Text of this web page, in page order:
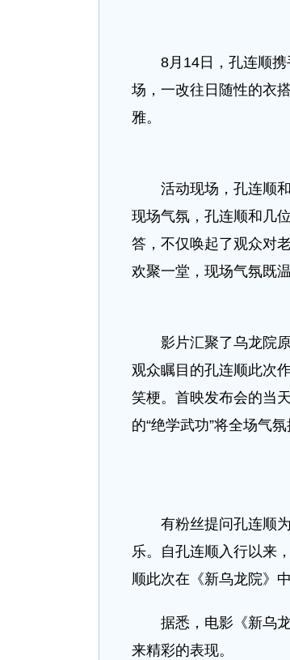
8月14日，孔连顺携
场，一改往日随性的衣
雅。
活动现场，孔连顺和
现场气氛，孔连顺和几
答，不仅唤起了观众对
欢聚一堂，现场气氛既
影片汇聚了乌龙院原
观众瞩目的孔连顺此次
笑梗。首映发布会的当
的“绝学武功”将全场气氛
有粉丝提问孔连顺为
乐。自孔连顺入行以来
顺此次在《新乌龙院》
据悉，电影《新乌龙
来精彩的表现。